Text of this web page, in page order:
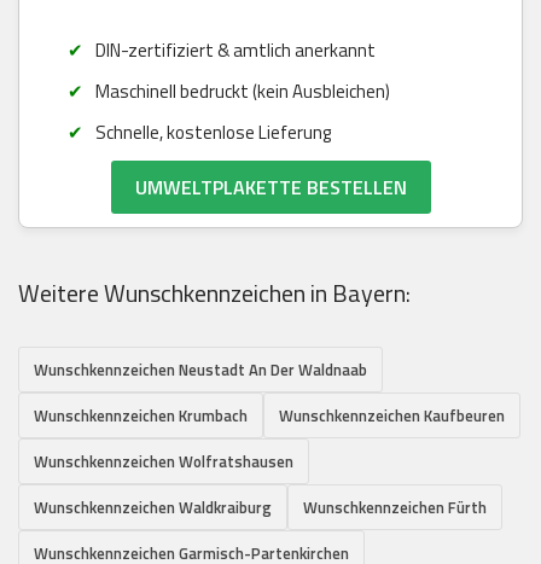
DIN-zertifiziert & amtlich anerkannt
Maschinell bedruckt (kein Ausbleichen)
Schnelle, kostenlose Lieferung
UMWELTPLAKETTE BESTELLEN
Weitere Wunschkennzeichen in Bayern:
Wunschkennzeichen Neustadt An Der Waldnaab
Wunschkennzeichen Krumbach
Wunschkennzeichen Kaufbeuren
Wunschkennzeichen Wolfratshausen
Wunschkennzeichen Waldkraiburg
Wunschkennzeichen Fürth
Wunschkennzeichen Garmisch-Partenkirchen